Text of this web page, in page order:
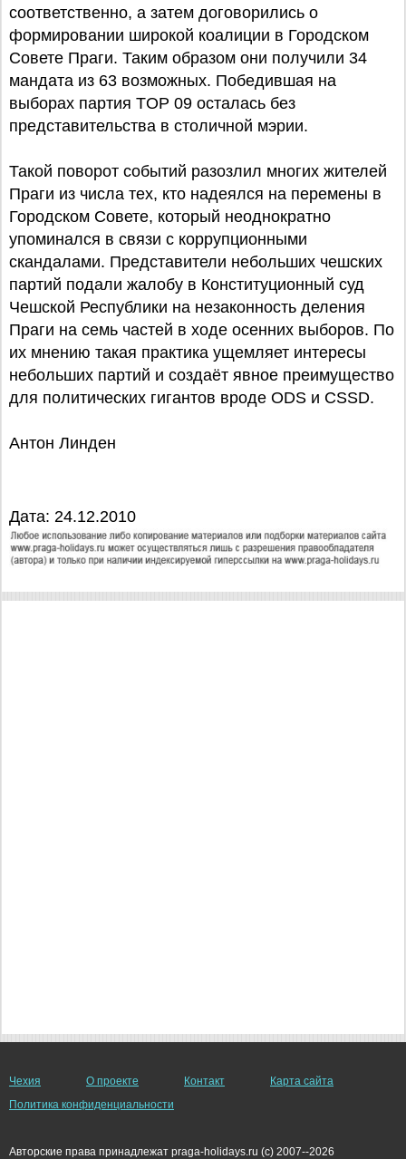
соответственно, а затем договорились о
формировании широкой коалиции в Городском
Совете Праги. Таким образом они получили 34
мандата из 63 возможных. Победившая на
выборах партия TOP 09 осталась без
представительства в столичной мэрии.
Такой поворот событий разозлил многих жителей
Праги из числа тех, кто надеялся на перемены в
Городском Совете, который неоднократно
упоминался в связи с коррупционными
скандалами. Представители небольших чешских
партий подали жалобу в Конституционный суд
Чешской Республики на незаконность деления
Праги на семь частей в ходе осенних выборов. По
их мнению такая практика ущемляет интересы
небольших партий и создаёт явное преимущество
для политических гигантов вроде ODS и CSSD.
Антон Линден
Дата: 24.12.2010
Чехия О проекте Контакт
Карта сайта
Политика конфиденциальности
Авторские права принадлежат praga-holidays.ru (c) 2007--2026